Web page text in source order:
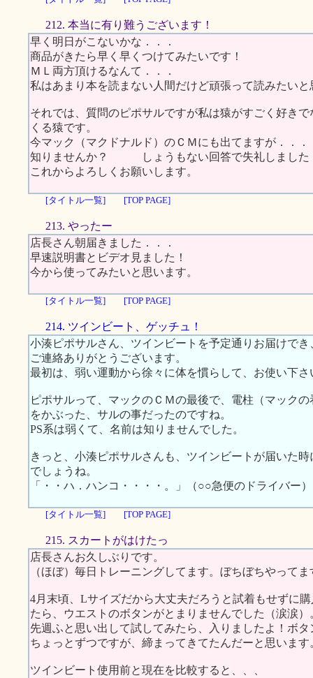
212. 本当に有り難うございます！
早く明日がこないかな．．．
商品がきたら早く早くつけてみたいです！
ＭＬ両方頂けるなんて．．．
私はあまり本を読まない人間だけど頑張って読みたいと
それでは、質問のピポサルですが私は猿がすごく好き
くる猿です。
今マック（マクドナルド）のＣＭにも出てますが．．．
知りませんか？ しょうもない回答で失礼しました
これからよろしくお願いします。
[タイトル一覧] [TOP PAGE]
213. やったー
店長さん朝届きました．．．
早速説明書とビデオ見ました！
今から使ってみたいと思います。
[タイトル一覧] [TOP PAGE]
214. ツインビート、ゲッチュ！
小湊ピポサルさん、ツインビートを予定通りお届けで
ご連絡ありがとうございます。
最初は、弱い運動から徐々に体を慣らして、お使い下さ
ピポサルって、マックのＣＭの最後で、電柱（マック
をかぶった、サルの事だったのですね。
PS系は弱くて、名前は知りませんでした。
きっと、小湊ピポサルさんも、ツインビートが届いた
でしょうね。
「・・ハ．ハンコ・・・・。」（○○急便のドライバー）
[タイトル一覧] [TOP PAGE]
215. スカートがはけたっ
店長さんお久しぶりです。
（ほぼ）毎日トレーニングしてます。ぼちぼちやってま
4月末頃、Lサイズだから大丈夫だろうと試着もせずに
たら、ウエストのボタンがとまりませんでした（涙涙）
先週ふと思い出して試してみたら、入りましたよ！ボ
ちょっとずつですが、締まってきてたんだーと思います
ツインビート使用前と現在を比較すると、、、